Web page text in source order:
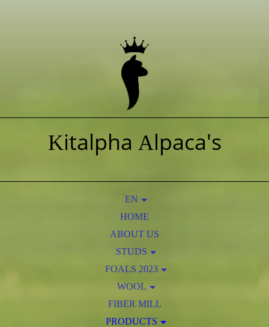
Kitalpha Alpaca's
EN
NL
HOME
ABOUT US
STUDS
AOS PERUVIAN OBAMA
PAZ PERUVIAN NEGRITHIÑO
BOZ PERUVIAN DIJON
SP PERUVIAN ERAN
FOALS 2023
FOALS 2022
FOALS 2021
FOALS 2020
WOOL
RAW FLEECES
CARDED WOOL
FIBER MILL
PRODUCTS